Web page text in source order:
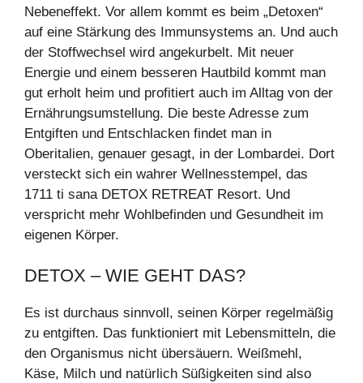
Nebeneffekt. Vor allem kommt es beim „Detoxen“
auf eine Stärkung des Immunsystems an. Und auch
der Stoffwechsel wird angekurbelt. Mit neuer
Energie und einem besseren Hautbild kommt man
gut erholt heim und profitiert auch im Alltag von der
Ernährungsumstellung. Die beste Adresse zum
Entgiften und Entschlacken findet man in
Oberitalien, genauer gesagt, in der Lombardei. Dort
versteckt sich ein wahrer Wellnesstempel, das
1711 ti sana DETOX RETREAT Resort. Und
verspricht mehr Wohlbefinden und Gesundheit im
eigenen Körper.
DETOX – WIE GEHT DAS?
Es ist durchaus sinnvoll, seinen Körper regelmäßig
zu entgiften. Das funktioniert mit Lebensmitteln, die
den Organismus nicht übersäuern. Weißmehl,
Käse, Milch und natürlich Süßigkeiten sind also